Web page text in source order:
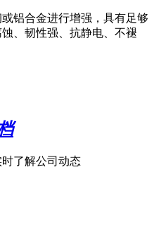
铝合金进行增强，具有足够
、韧性强、抗静电、不褪
了解公司动态